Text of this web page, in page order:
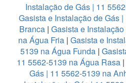
Instalação de Gás | 11
Gasista e Instalação de Gás
Branca| Gasista e
na Água Fria| Gasista e
5139 na Água Funda |
11 5562-5139 na Água Rasa |
Gás | 11 5562-5139 na